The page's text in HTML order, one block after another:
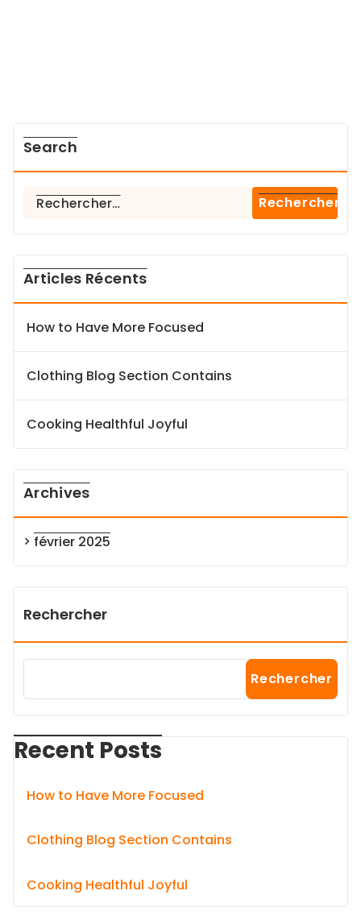
Search
Rechercher :
Articles Récents
How to Have More Focused
Clothing Blog Section Contains
Cooking Healthful Joyful
Archives
février 2025
Rechercher
Rechercher
Recent Posts
How to Have More Focused
Clothing Blog Section Contains
Cooking Healthful Joyful